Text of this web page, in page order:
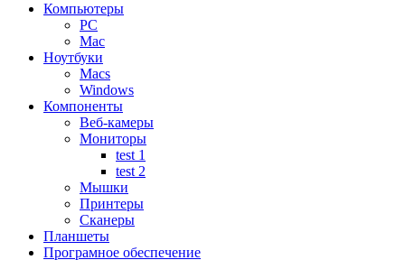
Компьютеры
PC
Mac
Ноутбуки
Macs
Windows
Компоненты
Веб-камеры
Мониторы
test 1
test 2
Мышки
Принтеры
Сканеры
Планшеты
Програмное обеспечение